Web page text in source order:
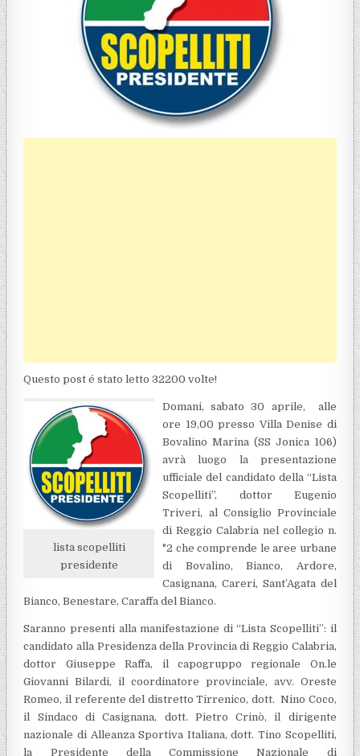
Questo post é stato letto 32200 volte!
lista scopelliti
presidente
Domani, sabato 30 aprile, alle
ore 19,00 presso Villa Denise di
Bovalino Marina (SS Jonica 106)
avrà luogo la presentazione
ufficiale del candidato della “Lista
Scopelliti”, dottor Eugenio
Triveri, al Consiglio Provinciale
di Reggio Calabria nel collegio n.
°2 che comprende le aree urbane
di Bovalino, Bianco, Ardore,
Casignana, Careri, Sant’Agata del
Bianco, Benestare, Caraffa del Bianco.
Saranno presenti alla manifestazione di “Lista Scopelliti”: il
candidato alla Presidenza della Provincia di Reggio Calabria,
dottor Giuseppe Raffa, il capogruppo regionale On.le
Giovanni Bilardi, il coordinatore provinciale, avv. Oreste
Romeo, il referente del distretto Tirrenico, dott. Nino Coco,
il Sindaco di Casignana, dott. Pietro Crinò, il dirigente
nazionale di Alleanza Sportiva Italiana, dott. Tino Scopelliti,
la Presidente della Commissione Nazionale di